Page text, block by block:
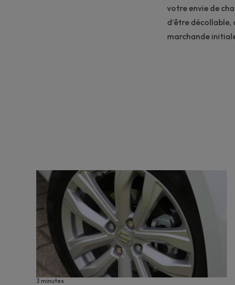
votre envie de
d’être
marchande
3 minutes